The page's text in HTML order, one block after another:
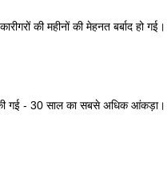
की महीनों की मेहनत बर्बाद हो
की गई - 30 साल का सबसे अधिक